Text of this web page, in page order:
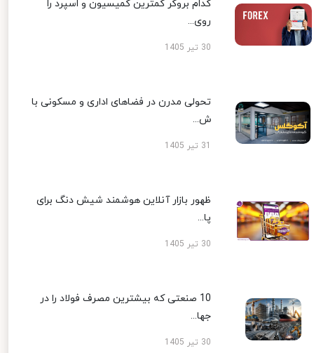
کدام بروکر کمترین کمیسیون و اسپرد را
روی...
30 تیر 1405
تحولی مدرن در فضاهای اداری و مسکونی با
ش...
ظهور بازار آنلاین هوشمند شیش دنگ برای
پا...
30 تیر 1405
10 صنعتی که بیشترین مصرف فولاد را در
جها...
30 تیر 1405